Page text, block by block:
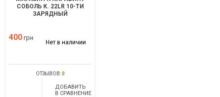
СОБОЛЬ К. 22LR 10-ТИ
ЗАРЯДНЫЙ
400 грн
Нет в наличии
ОТЗЫВОВ:0
ДОБАВИТЬ
В СРАВНЕНИЕ